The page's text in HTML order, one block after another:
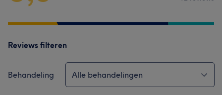
Reviews filteren
Behandeling Alle behandelingen